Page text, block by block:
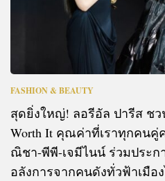
FASHION & BEAUTY
สุดยิ่งใหญ่! ลอรีอัล ปารีส ชว
Worth It คุณค่าที่เราทุกคนคู่
ณิชา-พีพี-เจมีไนน์ ร่วมประ
อลังการจากคนดังทั่วฟ้าเมือ